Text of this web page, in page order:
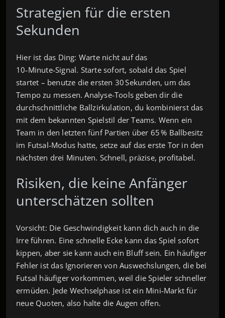
Strategien für die ersten
Sekunden
Hier ist das Ding: Warte nicht auf das
10‑Minute‑Signal. Starte sofort, sobald das Spiel
startet – benutze die ersten 30 Sekunden, um das
Tempo zu messen. Analyse-Tools geben dir die
durchschnittliche Ballzirkulation, du kombinierst das
mit dem bekannten Spielstil der Teams. Wenn ein
Team in den letzten fünf Partien über 65 % Ballbesitz
im Futsal‑Modus hatte, setze auf das erste Tor in den
nächsten drei Minuten. Schnell, präzise, profitabel.
Risiken, die keine Anfänger
unterschätzen sollten
Vorsicht: Die Geschwindigkeit kann dich auch in die
Irre führen. Eine schnelle Ecke kann das Spiel sofort
kippen, aber sie kann auch ein Bluff sein. Ein häufiger
Fehler ist das Ignorieren von Auswechslungen, die bei
Futsal häufiger vorkommen, weil die Spieler schneller
ermüden. Jede Wechselphase ist ein Mini‑Markt für
neue Quoten, also halte die Augen offen.